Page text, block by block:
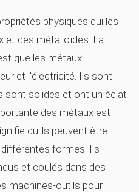
physiques qui les
et des métalloïdes. La
que les métaux
et l'électricité. Ils sont
sont solides et ont un éclat
des métaux est
qu'ils peuvent être
formes. Ils
et coulés dans des
machines-outils pour